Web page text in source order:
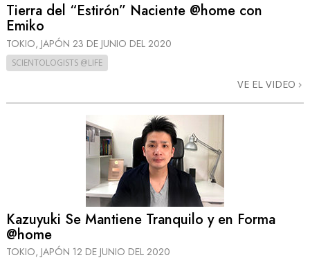
Tierra del “Estirón” Naciente @home con
Emiko
TOKIO, JAPÓN 23 DE JUNIO DEL 2020
SCIENTOLOGISTS @LIFE
VE EL VIDEO
Kazuyuki Se Mantiene Tranquilo y en Forma
@home
TOKIO, JAPÓN 12 DE JUNIO DEL 2020